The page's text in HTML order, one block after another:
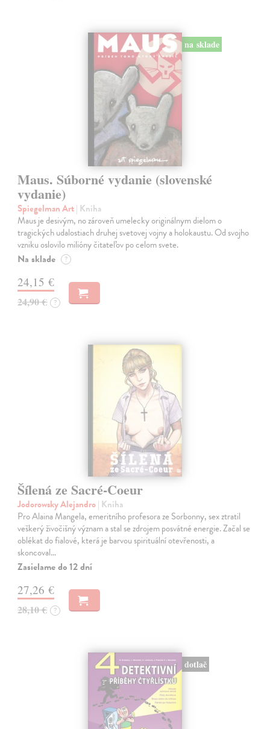
na sklade
Maus. Súborné vydanie (slovenské
vydanie)
Spiegelman Art| Kniha
Maus je desivým, no zároveň umelecky originálnym dielom o
tragických udalostiach druhej svetovej vojny a holokaustu. Od svojho
vzniku oslovilo milióny čitateľov po celom svete.
Na sklade ?
24,15 €
24,90 € ?
Šílená ze Sacré-Coeur
Jodorowsky Alejandro| Kniha
Pro Alaina Mangela, emeritního profesora ze Sorbonny, sex ztratil
veškerý živočišný význam a stal se zdrojem posvátné energie. Začal se
oblékat do fialové, která je barvou spirituální otevřenosti, a
skoncoval…
Zasielame do 12 dní
27,26 €
28,10 € ?
dotlač